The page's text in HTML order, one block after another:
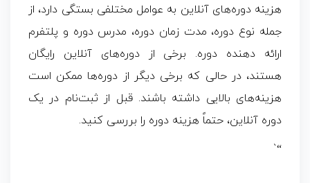
هزینه دوره‌های آنلاین به عوامل مختلفی بستگی دارد، از
جمله نوع دوره، مدت زمان دوره، مدرس دوره و پلتفرم
ارائه دهنده دوره. برخی از دوره‌های آنلاین رایگان
هستند، در حالی که برخی دیگر از دوره‌ها ممکن است
هزینه‌های بالایی داشته باشند. قبل از ثبت‌نام در یک
دوره آنلاین، حتماً هزینه دوره را بررسی کنید.
“`